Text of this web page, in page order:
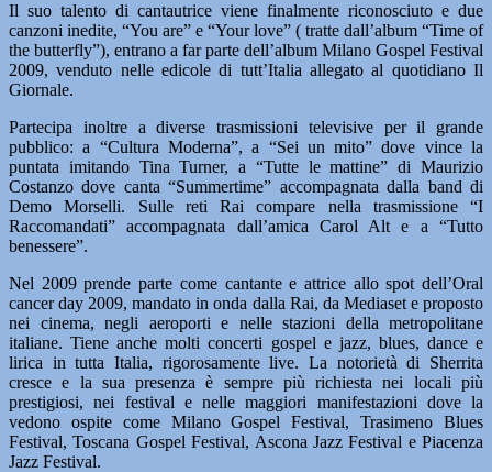
Il suo talento di cantautrice viene finalmente riconosciuto e due
canzoni inedite, “You are” e “Your love” ( tratte dall’album “Time of
the butterfly”), entrano a far parte dell’album Milano Gospel Festival
2009, venduto nelle edicole di tutt’Italia allegato al quotidiano Il
Giornale.
Partecipa inoltre a diverse trasmissioni televisive per il grande
pubblico: a “Cultura Moderna”, a “Sei un mito” dove vince la
puntata imitando Tina Turner, a “Tutte le mattine” di Maurizio
Costanzo dove canta “Summertime” accompagnata dalla band di
Demo Morselli. Sulle reti Rai compare nella trasmissione “I
Raccomandati” accompagnata dall’amica Carol Alt e a “Tutto
benessere”.
Nel 2009 prende parte come cantante e attrice allo spot dell’Oral
cancer day 2009, mandato in onda dalla Rai, da Mediaset e proposto
nei cinema, negli aeroporti e nelle stazioni della metropolitane
italiane. Tiene anche molti concerti gospel e jazz, blues, dance e
lirica in tutta Italia, rigorosamente live. La notorietà di Sherrita
cresce e la sua presenza è sempre più richiesta nei locali più
prestigiosi, nei festival e nelle maggiori manifestazioni dove la
vedono ospite come Milano Gospel Festival, Trasimeno Blues
Festival, Toscana Gospel Festival, Ascona Jazz Festival e Piacenza
Jazz Festival.